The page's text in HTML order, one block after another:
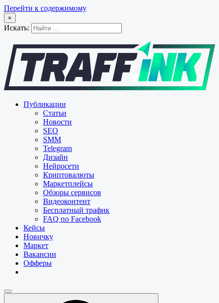
Перейти к содержимому
×
Искать:
Публикации
Статьи
Новости
SEO
SMM
Telegram
Дизайн
Нейросети
Криптовалюты
Маркетплейсы
Обзоры сервисов
Видеоконтент
Бесплатный трафик
FAQ по Facebook
Кейсы
Новичку
Маркет
Вакансии
Офферы